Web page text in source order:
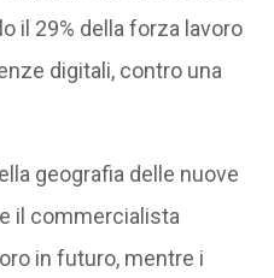
il 29% della forza lavoro
digitali, contro una
geografia delle nuove
il commercialista
in futuro, mentre i